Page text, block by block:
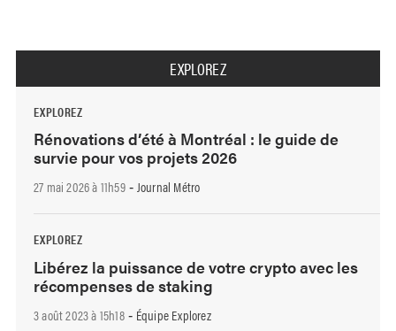
EXPLOREZ
EXPLOREZ
Rénovations d’été à Montréal : le guide de
survie pour vos projets 2026
27 mai 2026 à 11h59- Journal Métro
EXPLOREZ
Libérez la puissance de votre crypto avec les
récompenses de staking
3 août 2023 à 15h18- Équipe Explorez